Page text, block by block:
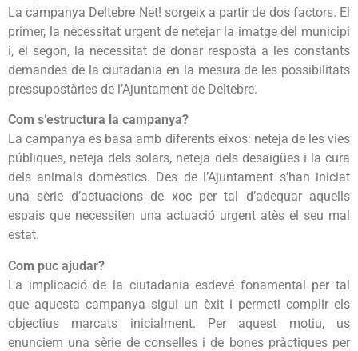
La campanya Deltebre Net! sorgeix a partir de dos factors. El
primer, la necessitat urgent de netejar la imatge del municipi
i, el segon, la necessitat de donar resposta a les constants
demandes de la ciutadania en la mesura de les possibilitats
pressupostàries de l’Ajuntament de Deltebre.
Com s’estructura la campanya?
La campanya es basa amb diferents eixos: neteja de les vies
públiques, neteja dels solars, neteja dels desaigües i la cura
dels animals domèstics. Des de l’Ajuntament s’han iniciat
una sèrie d’actuacions de xoc per tal d’adequar aquells
espais que necessiten una actuació urgent atès el seu mal
estat.
Com puc ajudar?
La implicació de la ciutadania esdevé fonamental per tal
que aquesta campanya sigui un èxit i permeti complir els
objectius marcats inicialment. Per aquest motiu, us
enunciem una sèrie de conselles i de bones pràctiques per